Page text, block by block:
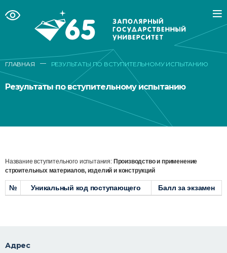
ГЛАВНАЯ — РЕЗУЛЬТАТЫ ПО ВСТУПИТЕЛЬНОМУ ИСПЫТАНИЮ
Результаты по вступительному испытанию
Название вступительного испытания: Производство и применение
строительных материалов, изделий и конструкций
№ Уникальный код поступающего Балл за экзамен
Адрес